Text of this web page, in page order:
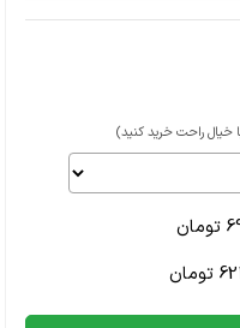
خیال راحت خرید کنید)